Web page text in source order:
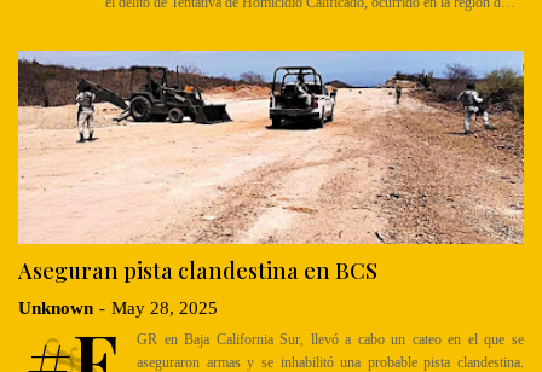
Aseguran pista clandestina en BCS
Unknown - May 28, 2025
GR en Baja California Sur, llevó a cabo un cateo en el que se
aseguraron armas y se inhabilitó una probable pista clandestina.